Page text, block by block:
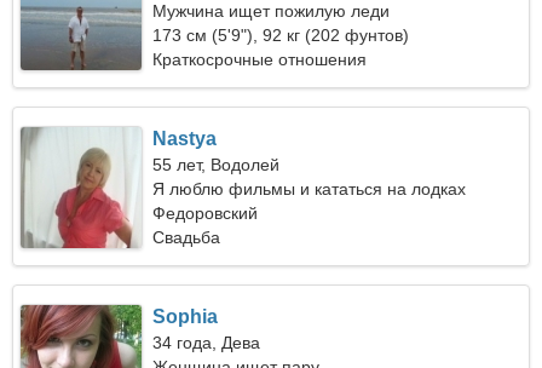
Мужчина ищет пожилую леди
173 см (5'9"), 92 кг (202 фунтов)
Краткосрочные отношения
Nastya
55 лет, Водолей
Я люблю фильмы и кататься на лодках
Федоровский
Свадьба
Sophia
34 года, Дева